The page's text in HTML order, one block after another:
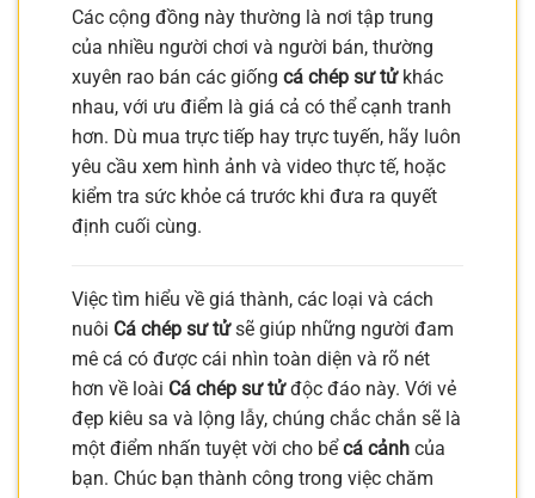
Các cộng đồng này thường là nơi tập trung
của nhiều người chơi và người bán, thường
xuyên rao bán các giống cá chép sư tửkhác
nhau, với ưu điểm là giá cả có thể cạnh tranh
hơn. Dù mua trực tiếp hay trực tuyến, hãy luôn
yêu cầu xem hình ảnh và video thực tế, hoặc
kiểm tra sức khỏe cá trước khi đưa ra quyết
định cuối cùng.
Việc tìm hiểu về giá thành, các loại và cách
nuôi Cá chép sư tửsẽ giúp những người đam
mê cá có được cái nhìn toàn diện và rõ nét
hơn về loài Cá chép sư tửđộc đáo này. Với vẻ
đẹp kiêu sa và lộng lẫy, chúng chắc chắn sẽ là
một điểm nhấn tuyệt vời cho bể cá cảnh của
bạn. Chúc bạn thành công trong việc chăm